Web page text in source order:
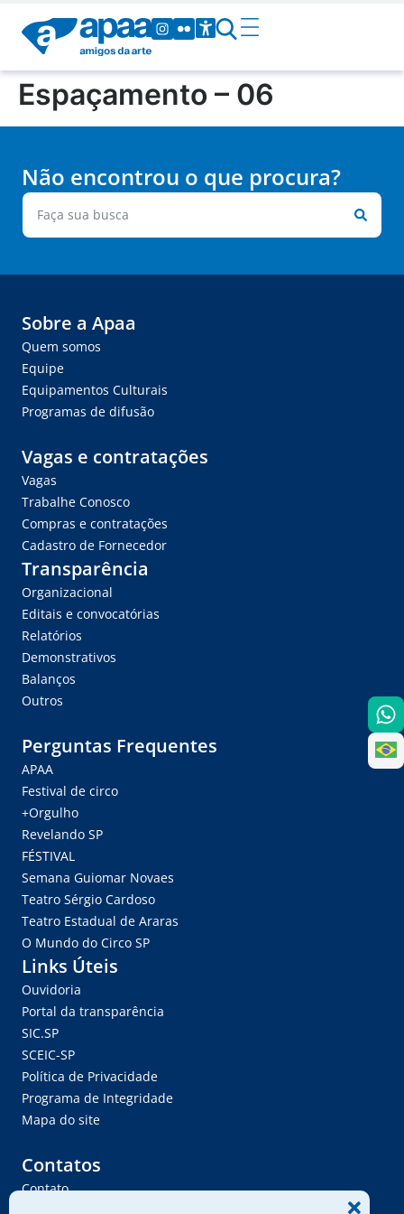
Espaçamento – 06
Não encontrou o que procura?
Sobre a Apaa
Quem somos
Equipe
Equipamentos Culturais
Programas de difusão
Vagas e contratações
Vagas
Trabalhe Conosco
Compras e contratações
Cadastro de Fornecedor
Transparência
Organizacional
Editais e convocatórias
Relatórios
Demonstrativos
Balanços
Outros
Perguntas Frequentes
APAA
Festival de circo
+Orgulho
Revelando SP
FÉSTIVAL
Semana Guiomar Novaes
Teatro Sérgio Cardoso
Teatro Estadual de Araras
O Mundo do Circo SP
Links Úteis
Ouvidoria
Portal da transparência
SIC.SP
SCEIC-SP
Política de Privacidade
Programa de Integridade
Mapa do site
Contatos
Contato